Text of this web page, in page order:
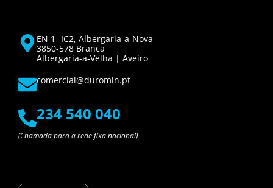
EN 1- IC2, Albergaria-a-Nova
3850-578 Branca
Albergaria-a-Velha | Aveiro
comercial@duromin.pt
234 540 040
(Chamada para a rede fixa nacional)